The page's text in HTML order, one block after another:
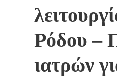
Ρόδου –
ιατρών